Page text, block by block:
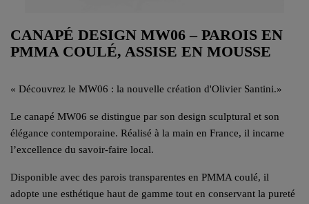
CANAPÉ DESIGN MW06 – PAROIS EN
PMMA COULÉ, ASSISE EN MOUSSE
« Découvrez le MW06 : la nouvelle création d'Olivier Santini.»
Le canapé MW06 se distingue par son design sculptural et son
élégance contemporaine. Réalisé à la main en France, il incarne
l’excellence du savoir-faire local.
Disponible avec des parois transparentes en PMMA coulé, il
adopte une esthétique haut de gamme tout en conservant la pureté